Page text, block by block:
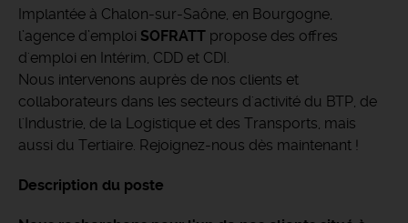
Implantée à Chalon-sur-Saône, en Bourgogne,
l’agence d’emploi SOFRATT propose des offres
d'emploi en Intérim, CDD et CDI.
Nous intervenons auprès de nos clients et
collaborateurs dans les secteurs d'activité du BTP, de
l'Industrie, de la Logistique et des Transports, mais
aussi du Tertiaire. Rejoignez-nous dès maintenant !
Description du poste